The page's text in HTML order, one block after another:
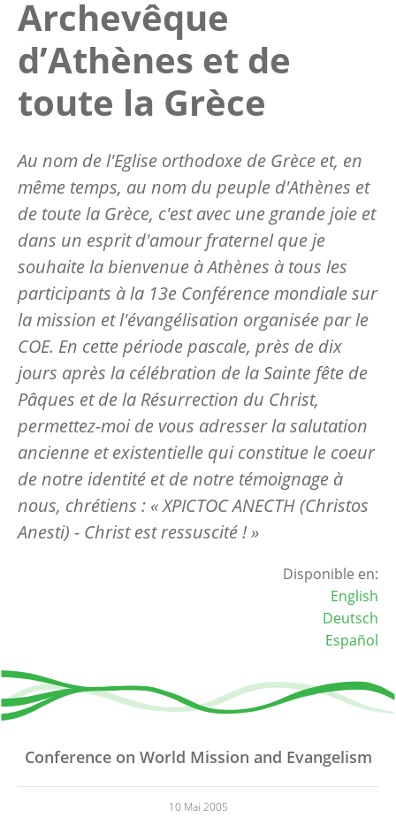
Archevêque
d’Athènes et de
toute la Grèce
Au nom de l'Eglise orthodoxe de Grèce et, en
même temps, au nom du peuple d'Athènes et
de toute la Grèce, c'est avec une grande joie et
dans un esprit d'amour fraternel que je
souhaite la bienvenue à Athènes à tous les
participants à la 13e Conférence mondiale sur
la mission et l'évangélisation organisée par le
COE. En cette période pascale, près de dix
jours après la célébration de la Sainte fête de
Pâques et de la Résurrection du Christ,
permettez-moi de vous adresser la salutation
ancienne et existentielle qui constitue le coeur
de notre identité et de notre témoignage à
nous, chrétiens : « XPICTOC ANECTH (Christos
Anesti) - Christ est ressuscité ! »
Disponible en:
English
Deutsch
Español
Conference on World Mission and Evangelism
10 Mai 2005